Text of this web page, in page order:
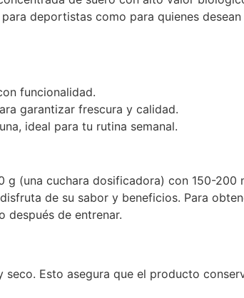
deportistas como para quienes
funcionalidad.
garantizar frescura y calidad.
ideal para tu rutina semanal.
(una cuchara dosificadora) con 150-200
de su sabor y beneficios. Para
después de entrenar.
Esto asegura que el producto